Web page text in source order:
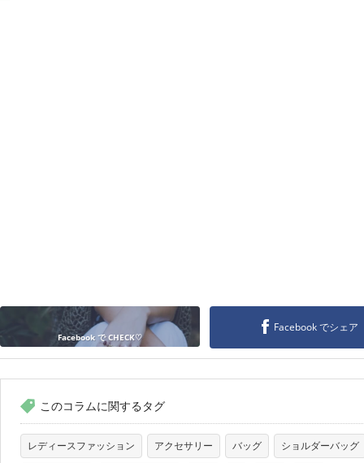
Facebook で CHECK♡
Facebook でシェア
このコラムに関するタグ
レディースファッション アクセサリー バッグ ショルダーバッグ